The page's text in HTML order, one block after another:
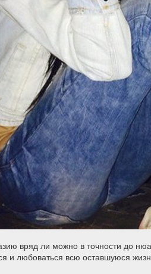
вряд ли можно в точности до
и любоваться всю оставшуюся